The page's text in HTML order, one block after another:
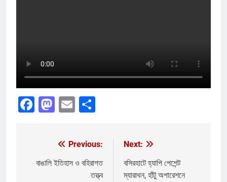
Facebook
Mastodon
Email
navigation
Previous:
বাঙালি ইতিহাস ও বহিরাগত
তত্ত্ব
Next:
বসিরহাটে হ্যাপি পেশেন্ট
ম্যারাথন, হাঁটু অপারেশনে